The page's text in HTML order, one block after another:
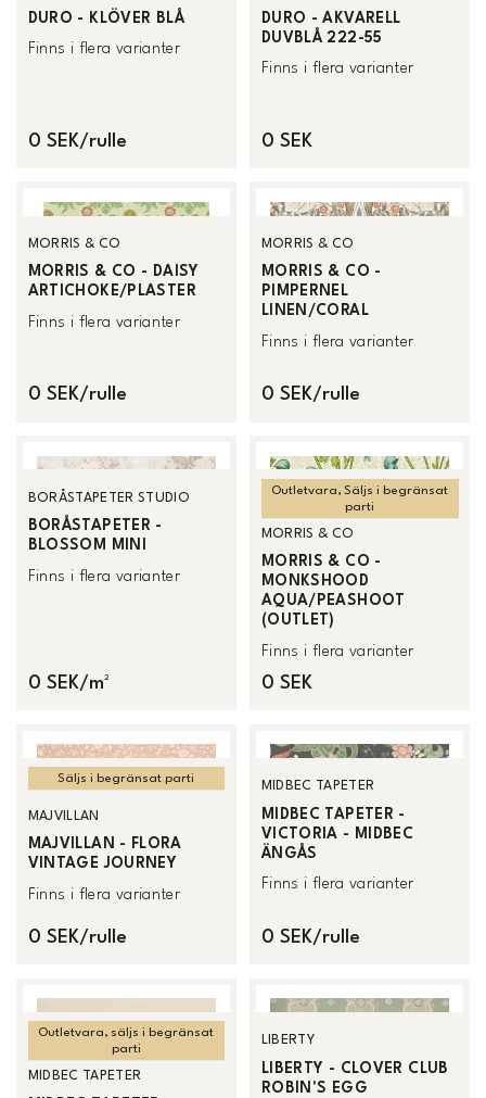
DURO - KLÖVER BLÅ
Finns i flera varianter
0 SEK/rulle
DURO - AKVARELL
DUVBLÅ 222-55
Finns i flera varianter
0 SEK
MORRIS & CO
MORRIS & CO - DAISY
ARTICHOKE/PLASTER
Finns i flera varianter
0 SEK/rulle
MORRIS & CO
MORRIS & CO -
PIMPERNEL
LINEN/CORAL
Finns i flera varianter
0 SEK/rulle
BORÅSTAPETER STUDIO
BORÅSTAPETER -
BLOSSOM MINI
Finns i flera varianter
0 SEK/m²
Outletvara, Säljs i begränsat
parti
MORRIS & CO
MORRIS & CO -
MONKSHOOD
AQUA/PEASHOOT
(OUTLET)
Finns i flera varianter
0 SEK
Säljs i begränsat parti
MAJVILLAN
MAJVILLAN - FLORA
VINTAGE JOURNEY
Finns i flera varianter
0 SEK/rulle
MIDBEC TAPETER
MIDBEC TAPETER -
VICTORIA - MIDBEC
ÄNGÅS
Finns i flera varianter
0 SEK/rulle
Outletvara, säljs i begränsat
parti
MIDBEC TAPETER
LIBERTY
LIBERTY - CLOVER CLUB
ROBIN'S EGG